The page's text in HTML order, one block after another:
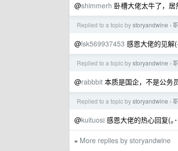
@shimmerh 卧槽大佬太牛了，居
Replied to a topic bystoryandwine ›
@lsk569937453 感恩大佬的见解
Replied to a topic bystoryandwine ›
@rabbbit 本质是国企，不是公务
Replied to a topic bystoryandwine ›
@kuituosi 感恩大佬的热心回复(｡
» More replies by storyandwine